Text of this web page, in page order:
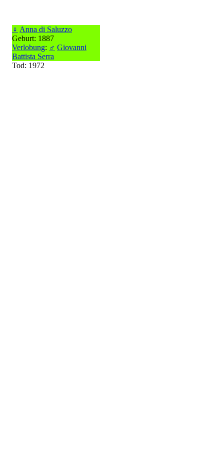
♀ Anna di Saluzzo
Geburt: 1887
Verlobung: ♂ Giovanni
Battista Serra
Tod: 1972